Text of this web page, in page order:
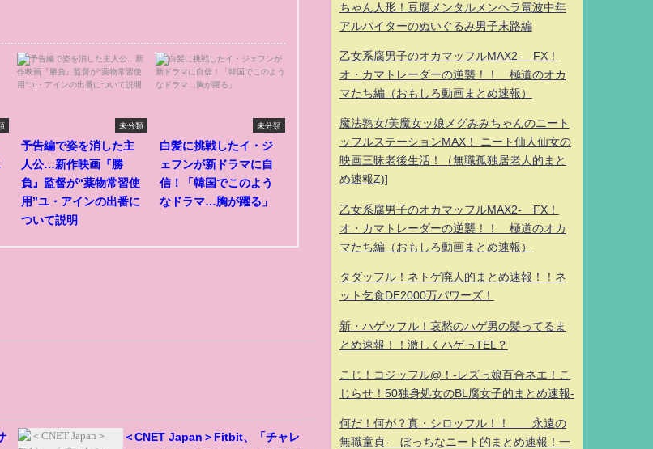
未分類
予告編で姿を消した主
人公…新作映画『勝
負』監督が“薬物常習使
用”ユ・アインの出番に
ついて説明
未分類
白髪に挑戦したイ・ジ
ェフンが新ドラマに自
信！「韓国でこのよう
なドラマ…胸が躍る」
＜CNET Japan＞Fitbit、「チャレ
ちゃん人形！豆腐メンタルメンヘラ電波中年
アルバイターのぬいぐるみ男子末路編
乙女系腐男子のオカマッフルMAX2- FX！
オ・カマトレーダーの逆襲！！ 極道のオカ
マたち編（おもしろ動画まとめ速報）
魔法熟女/美魔女ッ娘メグみみちゃんのニート
ッフルステーションMAX！ ニート仙人仙女の
映画三昧老後生活！（無職孤独居老人的まと
め速報Z)]
乙女系腐男子のオカマッフルMAX2- FX！
オ・カマトレーダーの逆襲！！ 極道のオカ
マたち編（おもしろ動画まとめ速報）
タダッフル！ネトゲ廃人的まとめ速報！！ネ
ット乞食DE2000万パワーズ！
新・ハゲッフル！哀愁のハゲ男の髪ってるま
とめ速報！！激しくハゲっTEL？
こじ！コジッフル@！-レズっ娘百合ネエ！こ
じらせ！50独身処女のBL腐女子的まとめ速報-
何だ！何が？真・シロッフル！！ 永遠の
無職童貞- ぼっちなニート的まとめ速報！一